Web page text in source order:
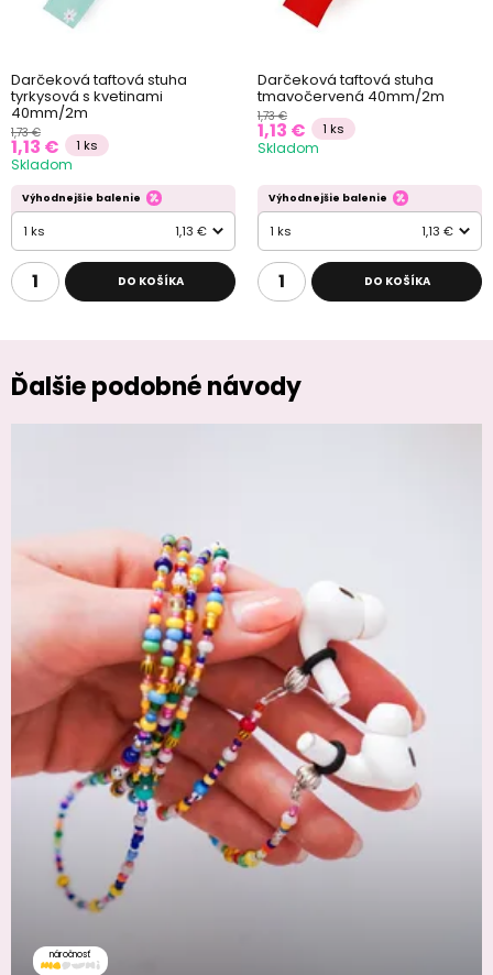
Darčeková taftová stuha
tyrkysová s kvetinami
40mm/2m
1,73 €
1,13 € 1 ks
Skladom
Výhodnejšie balenie
1 ks 1,13 €
DO KOŠÍKA
Darčeková taftová stuha
tmavočervená 40mm/2m
1,73 €
1,13 € 1 ks
Skladom
Výhodnejšie balenie
1 ks 1,13 €
DO KOŠÍKA
Ďalšie podobné návody
náročnosť